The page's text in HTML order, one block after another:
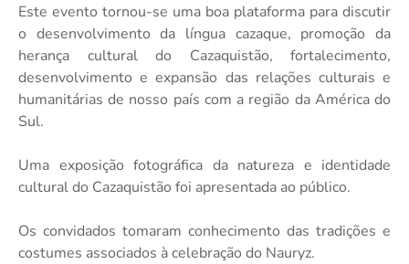
Este evento tornou-se uma boa plataforma para discutir
o desenvolvimento da língua cazaque, promoção da
herança cultural do Cazaquistão, fortalecimento,
desenvolvimento e expansão das relações culturais e
humanitárias de nosso país com a região da América do
Sul.
Uma exposição fotográfica da natureza e identidade
cultural do Cazaquistão foi apresentada ao público.
Os convidados tomaram conhecimento das tradições e
costumes associados à celebração do Nauryz.